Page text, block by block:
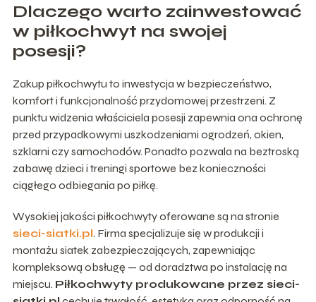
Dlaczego warto zainwestować
w piłkochwyt na swojej
posesji?
Zakup piłkochwytu to inwestycja w bezpieczeństwo,
komfort i funkcjonalność przydomowej przestrzeni. Z
punktu widzenia właściciela posesji zapewnia ona ochronę
przed przypadkowymi uszkodzeniami ogrodzeń, okien,
szklarni czy samochodów. Ponadto pozwala na beztroską
zabawę dzieci i treningi sportowe bez konieczności
ciągłego odbiegania po piłkę.
Wysokiej jakości piłkochwyty oferowane są na stronie
sieci-siatki.pl. Firma specjalizuje się w produkcji i
montażu siatek zabezpieczających, zapewniając
kompleksową obsługę — od doradztwa po instalację na
miejscu. Piłkochwyty produkowane przez sieci-